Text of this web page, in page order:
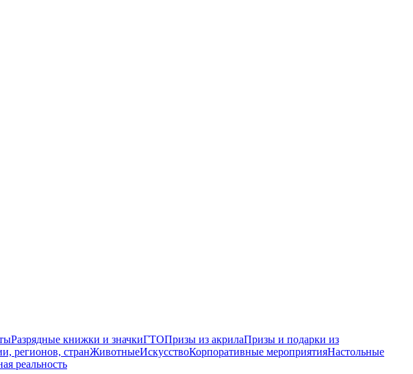
Разрядные книжки и значкиГТОПризы из акрилаПризы и подарки из
регионов, странЖивотныеИскусствоКорпоративные мероприятияНастольные
реальность